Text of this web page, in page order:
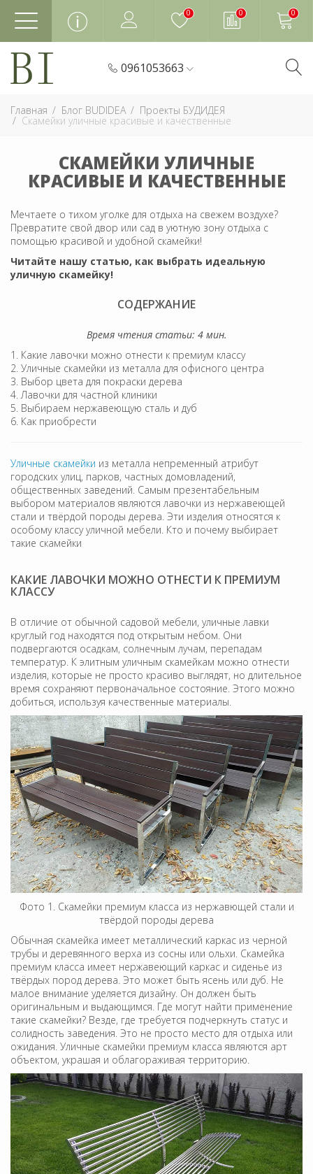
0 0 0
0961053663
Главная Блог BUDIDEA Проекты БУДИДЕЯ
Скамейки уличные красивые и качественные
СКАМЕЙКИ УЛИЧНЫЕ
КРАСИВЫЕ И КАЧЕСТВЕННЫЕ
Мечтаете о тихом уголке для отдыха на свежем воздухе?
Превратите свой двор или сад в уютную зону отдыха с
помощью красивой и удобной скамейки!
Читайте нашу статью, как выбрать идеальную
уличную скамейку!
СОДЕРЖАНИЕ
Время чтения статьи: 4 мин.
Какие лавочки можно отнести к премиум классу
Уличные скамейки из металла для офисного центра
Выбор цвета для покраски дерева
Лавочки для частной клиники
Выбираем нержавеющую сталь и дуб
Как приобрести
Уличные скамейки из металла непременный атрибут
городских улиц, парков, частных домовладений,
общественных заведений. Самым презентабельным
выбором материалов являются лавочки из нержавеющей
стали и твёрдой породы дерева. Эти изделия относятся к
особому классу уличной мебели. Кто и почему выбирает
такие скамейки
КАКИЕ ЛАВОЧКИ МОЖНО ОТНЕСТИ К ПРЕМИУМ
КЛАССУ
В отличие от обычной садовой мебели, уличные лавки
круглый год находятся под открытым небом. Они
подвергаются осадкам, солнечным лучам, перепадам
температур. К элитным уличным скамейкам можно отнести
изделия, которые не просто красиво выглядят, но длительное
время сохраняют первоначальное состояние. Этого можно
добиться, используя качественные материалы.
Фото 1. Скамейки премиум класса из нержавющей стали и
твёрдой породы дерева
Обычная скамейка имеет металлический каркас из черной
трубы и деревянного верха из сосны или ольхи. Скамейка
премиум класса имеет нержавеющий каркас и сиденье из
твёрдых пород дерева. Это может быть ясень или дуб. Не
малое внимание уделяется дизайну. Он должен быть
оригинальным и выдающимся. Где могут найти применение
такие скамейки? Везде, где требуется подчеркнуть статус и
солидность заведения. Это не просто место для отдыха или
ожидания. Уличные скамейки премиум класса являются арт
объектом, украшая и облагораживая территорию.